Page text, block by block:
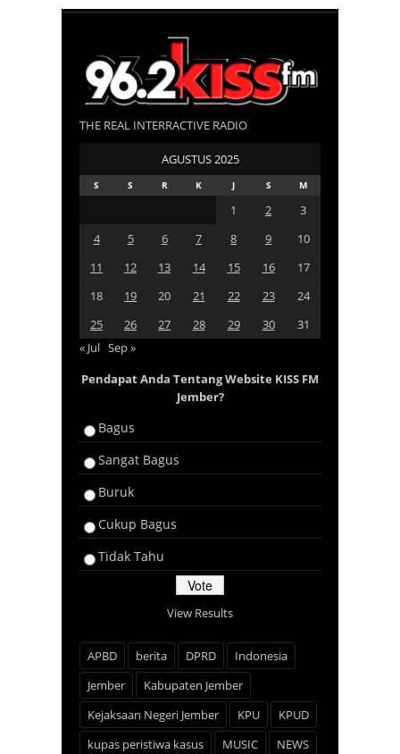
THE REAL INTERRACTIVE RADIO
AGUSTUS 2025
S S R K J S M
1 2
3
4
5 6 7 8 9
10
11
12 13 14 15 16
17
18
19 20 21 22 23
24
25
26 27 28 29 30
31
« Jul Sep »
Pendapat Anda Tentang Website KISS FM
Jember?
Bagus
Sangat Bagus
Buruk
Cukup Bagus
Tidak Tahu
View Results
APBD berita DPRD
Indonesia
Jember
Kabupaten Jember
Kejaksaan Negeri Jember
KPU
KPUD
kupas peristiwa kasus
MUSIC NEWS